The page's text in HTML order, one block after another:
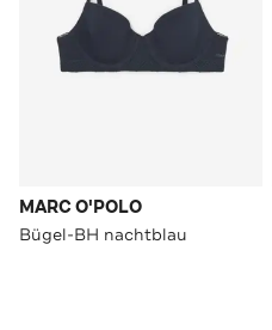
MARC O'POLO
Bügel-BH nachtblau